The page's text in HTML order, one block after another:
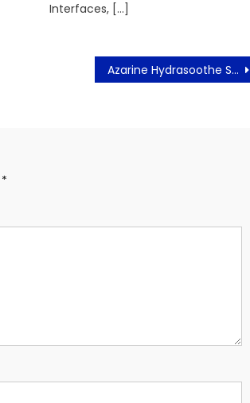
Interfaces, […]
Azarine Hydrasoothe Suncreen Gel Favorit Pilihan Zestie
*